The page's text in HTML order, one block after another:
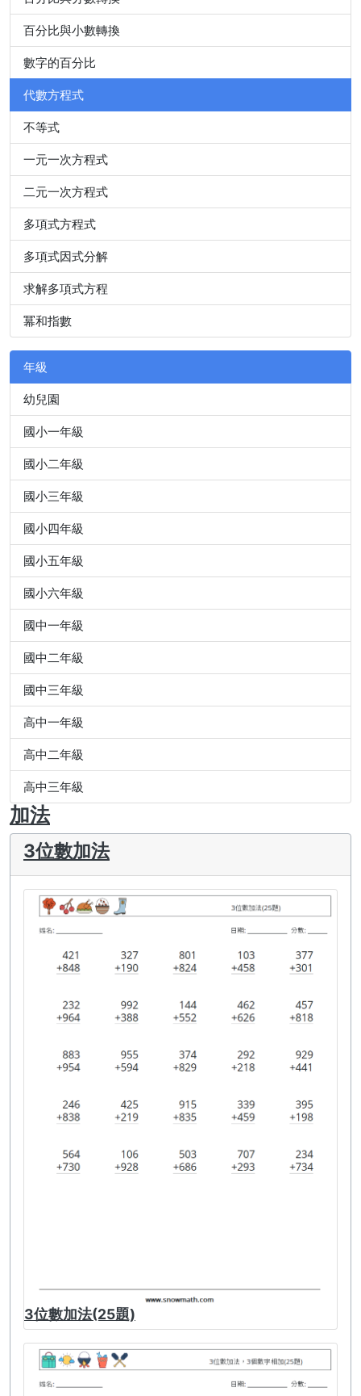
百分比與小數轉換
數字的百分比
代數方程式
不等式
一元一次方程式
二元一次方程式
多項式方程式
多項式因式分解
求解多項式方程
冪和指數
年級
幼兒園
國小一年級
國小二年級
國小三年級
國小四年級
國小五年級
國小六年級
國中一年級
國中二年級
國中三年級
高中一年級
高中二年級
高中三年級
加法
3位數加法
3位數加法(25題)